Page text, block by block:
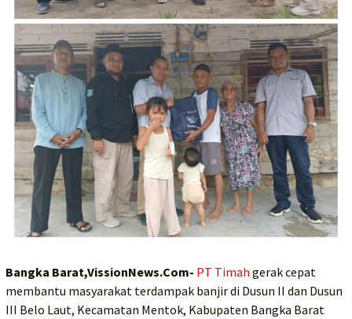
Bangka Barat,VissionNews.Com- PT Timah gerak cepat
membantu masyarakat terdampak banjir di Dusun II dan Dusun
III Belo Laut, Kecamatan Mentok, Kabupaten Bangka Barat